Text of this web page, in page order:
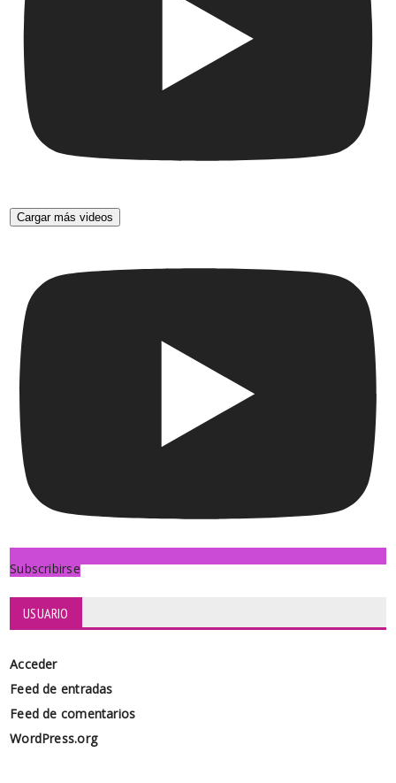
Cargar más videos
Subscribirse
USUARIO
Acceder
Feed de entradas
Feed de comentarios
WordPress.org